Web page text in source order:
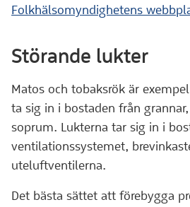
Folkhälsomyndighetens
Störande lukter
Matos och tobaksrök är
ta sig in i bostaden från
soprum. Lukterna tar sig in i
ventilationssystemet,
uteluftventilerna.
Det bästa sättet att förebygga